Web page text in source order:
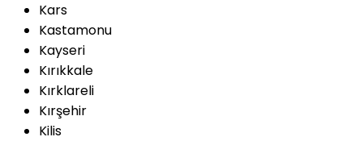
Kars
Kastamonu
Kayseri
Kırıkkale
Kırklareli
Kırşehir
Kilis